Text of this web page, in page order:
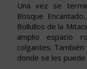
Una vez se
Bosque
Bollullos de la
amplio espacio
colgantes.
donde se les